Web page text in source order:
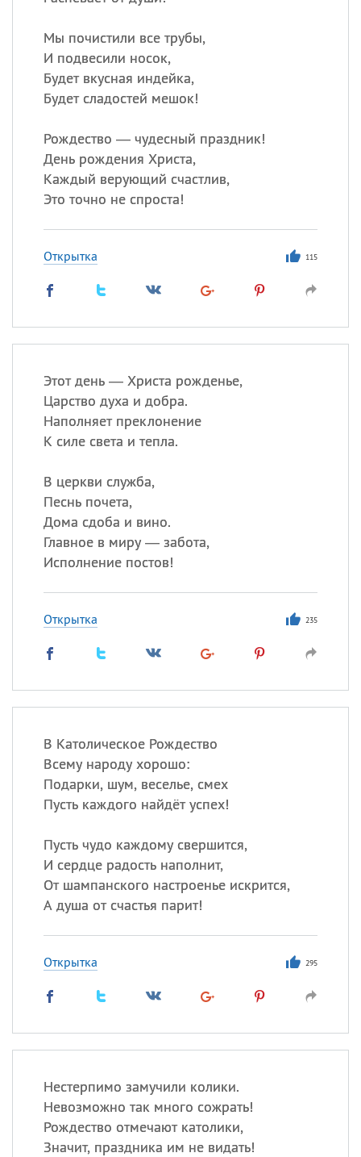
Мы почистили все трубы,
И подвесили носок,
Будет вкусная индейка,
Будет сладостей мешок!
Рождество — чудесный праздник!
День рождения Христа,
Каждый верующий счастлив,
Это точно не спроста!
Открытка 115
Этот день — Христа рожденье,
Царство духа и добра.
Наполняет преклонение
К силе света и тепла.
В церкви служба,
Песнь почета,
Дома сдоба и вино.
Главное в миру — забота,
Исполнение постов!
Открытка 235
В Католическое Рождество
Всему народу хорошо:
Подарки, шум, веселье, смех
Пусть каждого найдёт успех!
Пусть чудо каждому свершится,
И сердце радость наполнит,
От шампанского настроенье искрится,
А душа от счастья парит!
Открытка 295
Нестерпимо замучили колики.
Невозможно так много сожрать!
Рождество отмечают католики,
Значит, праздника им не видать!
ИМЕНА
Сегодня празднуют именины
, Еще
Кристина